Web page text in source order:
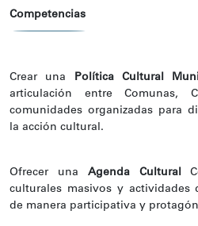
Competencias
Crear una Política Cultural
articulación entre Comunas,
comunidades organizadas para
la acción cultural.
Ofrecer una Agenda Cultural
culturales masivos y actividades
de manera participativa y